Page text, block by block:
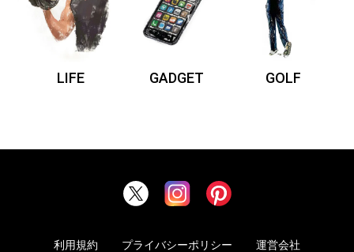
LIFE GADGET GOLF
利用規約 プライバシーポリシー 運営会社